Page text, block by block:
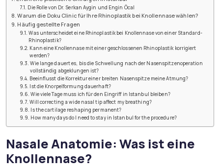
Die Rolle von Dr. Serkan Aygin und Engin Öcal
Warum die Doku Clinic für Ihre Rhinoplastik bei Knollennase wählen?
Häufig gestellte Fragen
Was unterscheidet eine Rhinoplastik bei Knollennase von einer Standard-
Rhinoplastik?
Kann eine Knollennase mit einer geschlossenen Rhinoplastik korrigiert
werden?
Wie lange dauert es, bis die Schwellung nach der Nasenspitzenoperation
vollständig abgeklungen ist?
Beeinflusst die Korrektur einer breiten Nasenspitze meine Atmung?
Ist die Knorpelformung dauerhaft?
Wie viele Tage muss ich für den Eingriff in Istanbul bleiben?
Will correcting a wide nasal tip affect my breathing?
Is the cartilage reshaping permanent?
How many days do I need to stay in Istanbul for the procedure?
Nasale Anatomie: Was ist eine
Knollennase?